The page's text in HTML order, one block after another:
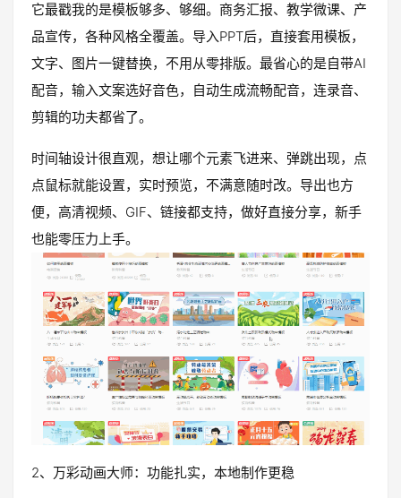
它最戳我的是模板够多、够细。商务汇报、教学微课、产
品宣传，各种风格全覆盖。导入PPT后，直接套用模板，
文字、图片一键替换，不用从零排版。最省心的是自带AI
配音，输入文案选好音色，自动生成流畅配音，连录音、
剪辑的功夫都省了。
时间轴设计很直观，想让哪个元素飞进来、弹跳出现，点
点鼠标就能设置，实时预览，不满意随时改。导出也方
便，高清视频、GIF、链接都支持，做好直接分享，新手
也能零压力上手。
2、万彩动画大师：功能扎实，本地制作更稳